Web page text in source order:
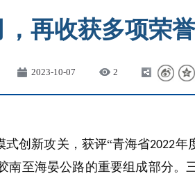
，再收获多项荣誉
2023-10-07 2
创新攻关，获评“青海省2022年
南至海晏公路的重要组成部分。